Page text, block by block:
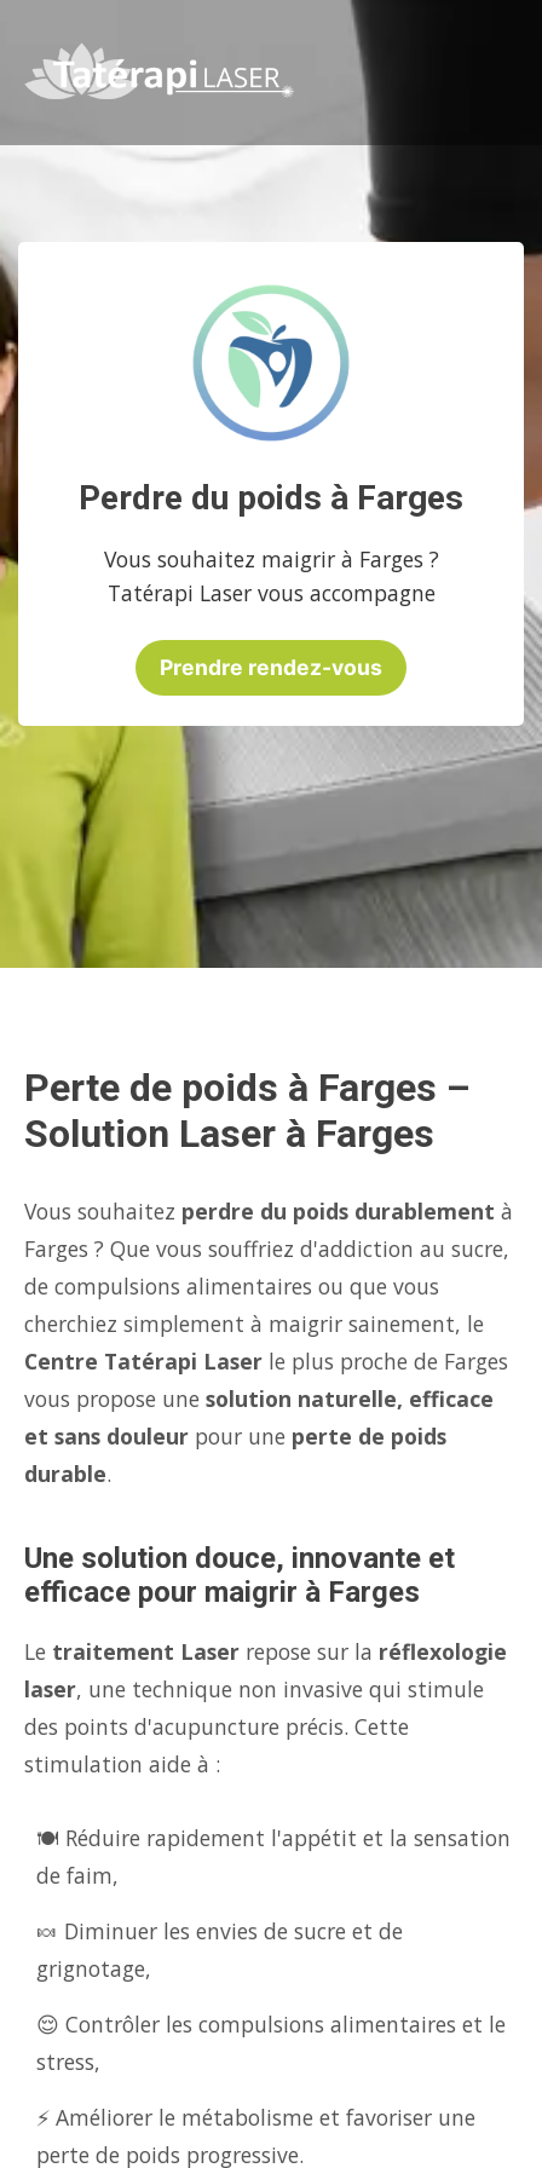
Perdre du poids à Farges
Vous souhaitez maigrir à Farges ?
Tatérapi Laser vous accompagne
Prendre rendez-vous
Perte de poids à Farges –
Solution Laser à Farges
Vous souhaitez perdre du poids durablement à
Farges ? Que vous souffriez d'addiction au sucre,
de compulsions alimentaires ou que vous
cherchiez simplement à maigrir sainement, le
Centre Tatérapi Laser le plus proche de Farges
vous propose une solution naturelle, efficace
et sans douleur pour une perte de poids
durable.
Une solution douce, innovante et
efficace pour maigrir à Farges
Le traitement Laser repose sur la réflexologie
laser, une technique non invasive qui stimule
des points d'acupuncture précis. Cette
stimulation aide à :
🍽️ Réduire rapidement l'appétit et la sensation
de faim,
🍬 Diminuer les envies de sucre et de
grignotage,
😌 Contrôler les compulsions alimentaires et le
stress,
⚡ Améliorer le métabolisme et favoriser une
perte de poids progressive.